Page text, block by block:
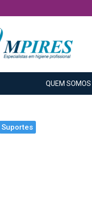
QUEM SOMOS
Suportes